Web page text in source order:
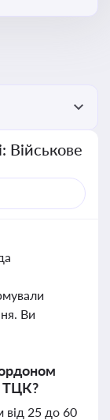
Військове
Ви
ТЦК?
від 25 до 60